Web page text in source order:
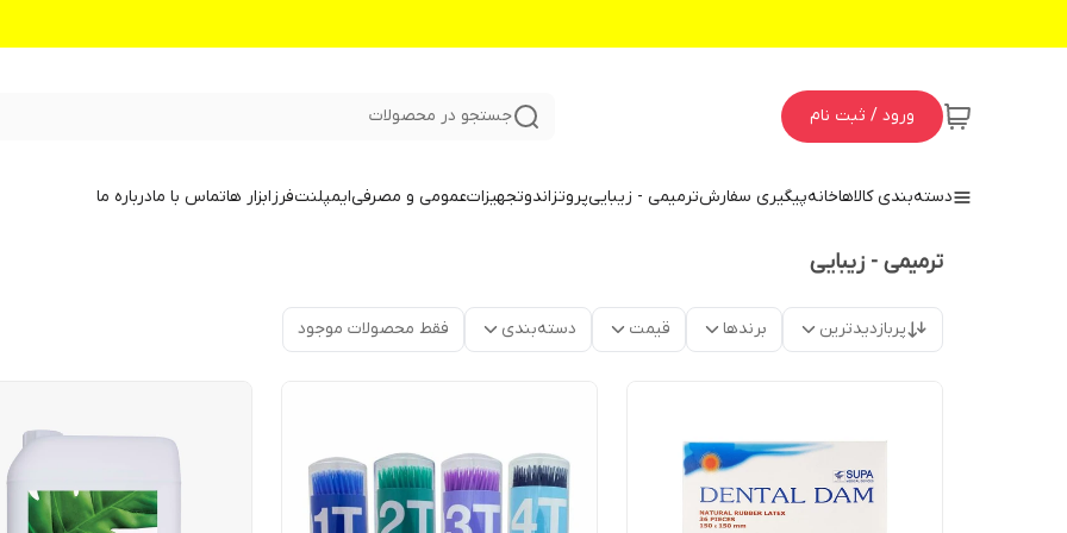
ورود / ثبت نام جستجو در محصولات
دسته‌بندی کالاهاخانهپیگیری سفارشترمیمی - زیباییپروتزاندوتجهیزاتعمومی و مصرفیایمپلنتفرزابزار هاتماس با مادرباره ما
ترمیمی - زیبایی
پربازدیدترین برندها قیمت دسته‌بندی فقط محصولات موجود